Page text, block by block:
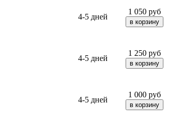
4-5 дней
1 050 руб
4-5 дней
1 250 руб
4-5 дней
1 000 руб